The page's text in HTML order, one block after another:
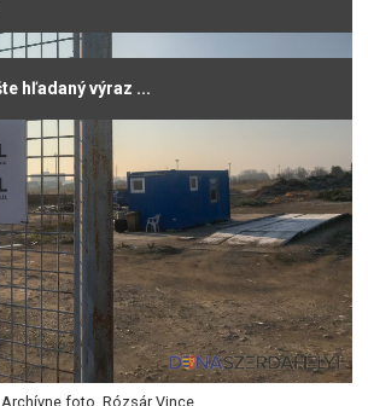
Archívne foto, Rózsár Vince